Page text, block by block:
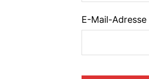
E-Mail-Adresse